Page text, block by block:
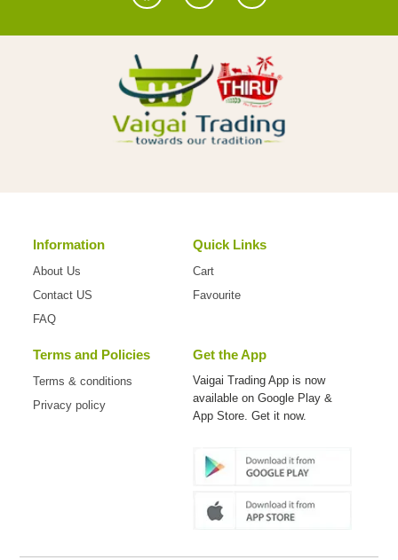
Information
About Us
Contact US
FAQ
Quick Links
Cart
Favourite
Terms and Policies
Terms & conditions
Privacy policy
Get the App
Vaigai Trading App is now
available on Google Play &
App Store. Get it now.